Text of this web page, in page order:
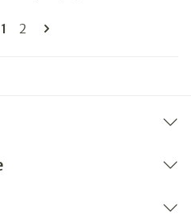
Pages
Vous lisez actuellement la page
1 Page
2